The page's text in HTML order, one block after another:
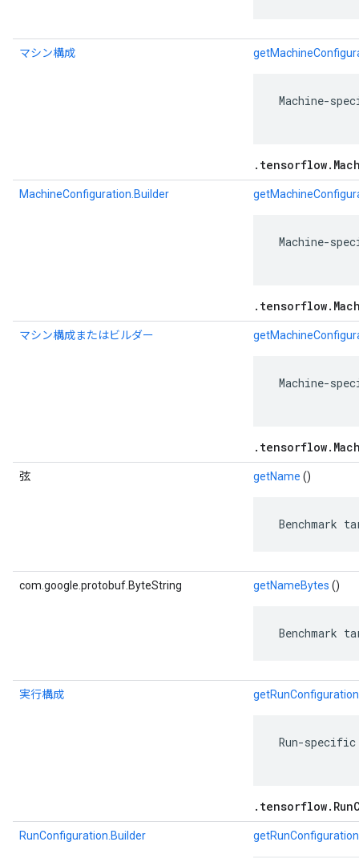
マシン構成
Machine-
MachineConfiguration.Builder
Machine-
マシン構成またはビルダー
Machine-
弦 getName ()
Benchmark
com.google.protobuf.ByteString getNameBytes ()
Benchmark
実行構成 getRunConfiguration
Run-
RunConfiguration.Builder